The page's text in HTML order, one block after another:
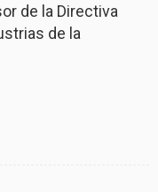
de la Directiva
de la